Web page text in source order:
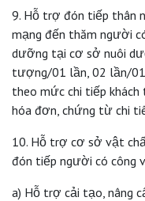
9. Hỗ trợ đón tiếp thân
mạng đến thăm người
dưỡng tại cơ sở nuôi
tượng/01 lần, 02 lần/01
theo mức chi tiếp
hóa đơn, chứng từ chi
10. Hỗ trợ cơ sở vật
đón tiếp người có công
a) Hỗ trợ cải tạo, nâng